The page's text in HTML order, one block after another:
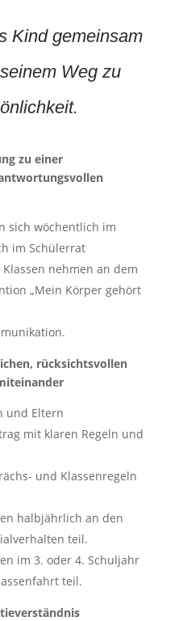
Kind gemeinsam
Weg zu
zu einer
sich wöchentlich im
im Schülerrat
nehmen an dem
„Mein Körper gehört
rücksichtsvollen
und Eltern
mit klaren Regeln und
und Klassenregeln
halbjährlich an den
teil.
im 3. oder 4. Schuljahr
teil.